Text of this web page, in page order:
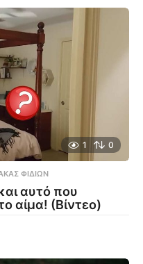
1 0
ΦΙΔΙΏΝ
αυτό που
αίμα! (Βίντεο)